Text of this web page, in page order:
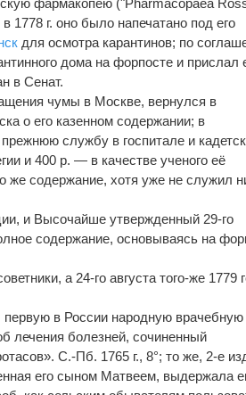
1778 г. оно было напечатано под его
для осмотра карантинов; по
дома на форпосте и прислал
в Сенат.
чумы в Москве, вернулся в
о его казенном содержании; в
службу в госпитале и
и 400 р. — в качестве ученого её
же содержание, хотя уже не служил
и Высочайше утвержденный 29-го
содержание, основываясь на
а 24-го августа того-же 1779
в России народную врачебную
лечения болезней, сочиненный
С.-Пб. 1765 г., 8°; то же, 2-е
его сыном Матвеем, выдержала